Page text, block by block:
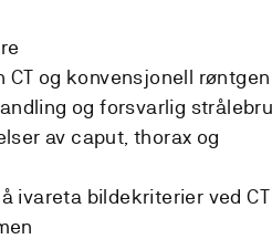
og konvensjonell røntgen
og forsvarlig
av caput, thorax og
ivareta bildekriterier ved CT